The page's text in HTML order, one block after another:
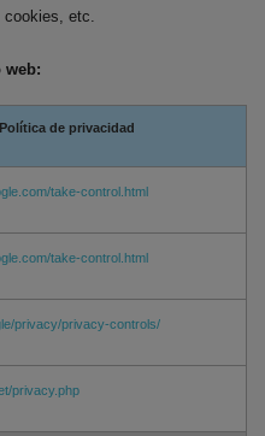
cookies, etc.
web:
Política de privacidad
take-control.html
take-control.html
privacy/privacy-controls/
privacy.php